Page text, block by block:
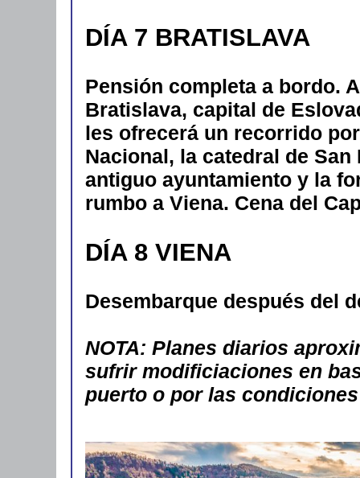
DÍA 7 BRATISLAVA
Pensión completa a bordo.
Bratislava, capital de
les ofrecerá un recorrido
Nacional, la catedral de
antiguo ayuntamiento y la
rumbo a Viena. Cena del
DÍA 8 VIENA
Desembarque después del
NOTA: Planes diarios
sufrir modificiaciones en
puerto o por las